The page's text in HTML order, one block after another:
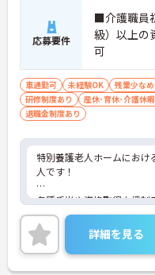
応募要件
■介護職員
級）以上の
可
車通勤可 未経験OK 残業少なめ
研修制度あり
産休･育休･介護休
退職金制度あり
特別養護老人ホームにおけ
人です！
各種手当や資格取得支援制
心して働きながらスキルア
ご興味ある方には、面接の
細をお話致しますのでお気
詳細を見る